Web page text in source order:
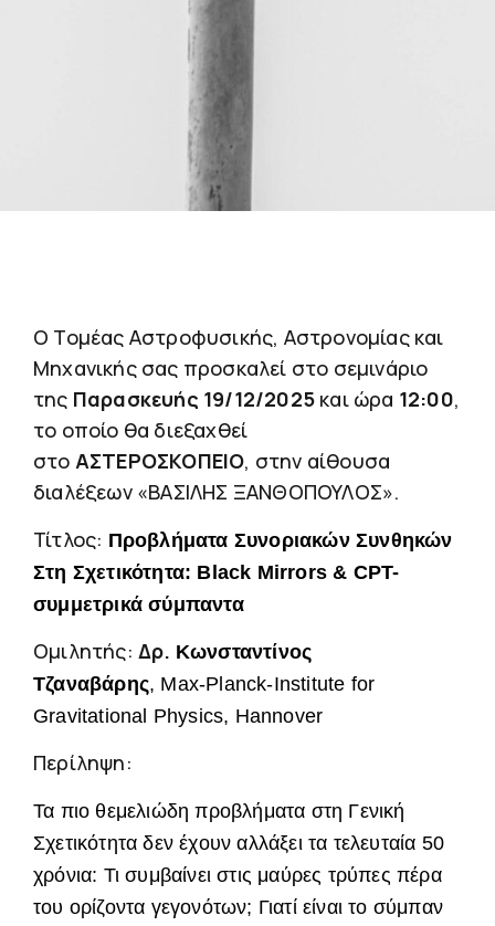
Ο Τομέας Αστροφυσικής, Αστρονομίας και
Μηχανικής σας προσκαλεί στο σεμινάριο
της Παρασκευής 19/12/2025 και ώρα 12:00,
το οποίο θα διεξαχθεί
στο ΑΣΤΕΡΟΣΚΟΠΕΙΟ, στην αίθουσα
διαλέξεων «ΒΑΣΙΛΗΣ ΞΑΝΘΟΠΟΥΛΟΣ».
Τίτλος: Προβλήματα Συνοριακών Συνθηκών
Στη Σχετικότητα: Black Mirrors & CPT-
συμμετρικά σύμπαντα
Ομιλητής: Δρ. Κωνσταντίνος
Τζαναβάρης, Max-Planck-Institute for
Gravitational Physics, Hannover
Περίληψη:
Τα πιο θεμελιώδη προβλήματα στη Γενική
Σχετικότητα δεν έχουν αλλάξει τα τελευταία 50
χρόνια: Τι συμβαίνει στις μαύρες τρύπες πέρα
του ορίζοντα γεγονότων; Γιατί είναι το σύμπαν